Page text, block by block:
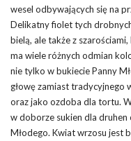
wesel odbywających się na
Delikatny fiolet tych
bielą, ale także z
ma wiele różnych odmian
nie tylko w bukiecie Panny
głowę zamiast tradycyjnego
oraz jako ozdoba dla tortu.
w doborze sukien dla
Młodego. Kwiat wrzosu jest